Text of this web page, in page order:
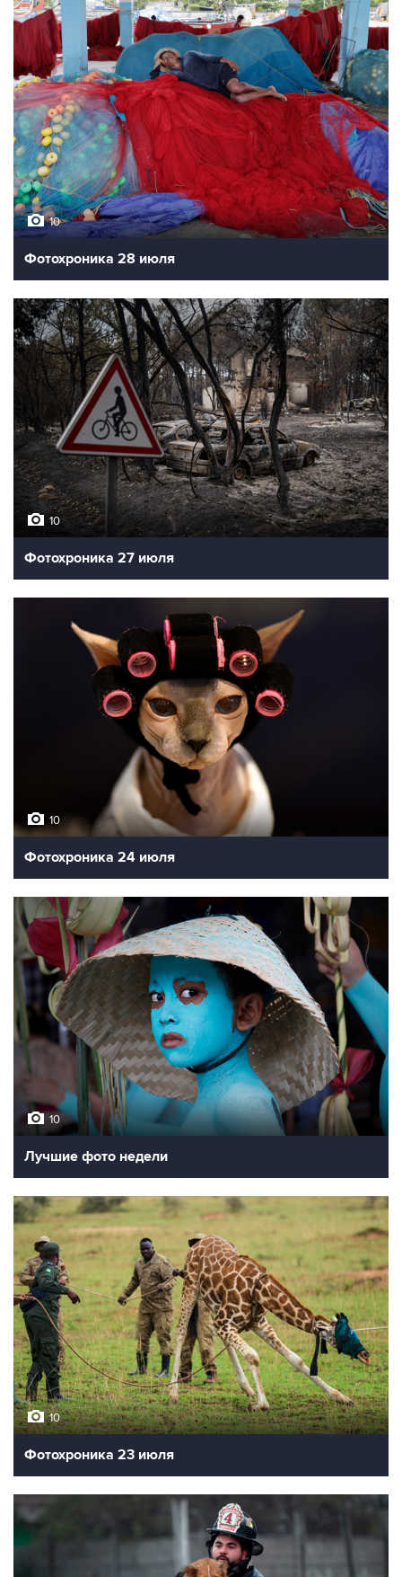
10
Фотохроника 28 июля
10
Фотохроника 27 июля
10
Фотохроника 24 июля
10
Лучшие фото недели
10
Фотохроника 23 июля